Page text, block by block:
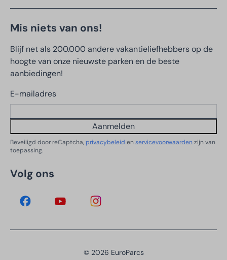
Mis niets van ons!
Blijf net als 200.000 andere vakantieliefhebbers op de
hoogte van onze nieuwste parken en de beste
aanbiedingen!
E-mailadres
Aanmelden
Beveiligd door reCaptcha, privacybeleid en servicevoorwaarden zijn van
toepassing.
Volg ons
© 2026 EuroParcs